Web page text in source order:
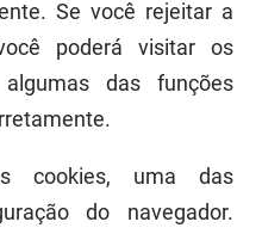
Se você rejeitar a
poderá visitar os
das funções
cookies, uma das
do navegador.